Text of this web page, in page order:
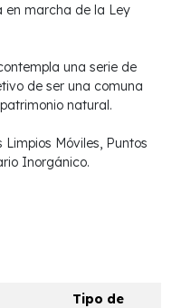
en marcha de la Ley
una serie de
de ser una comuna
natural.
Móviles, Puntos
Inorgánico.
Tipo de